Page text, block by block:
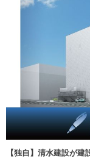
【独自】清水建設が